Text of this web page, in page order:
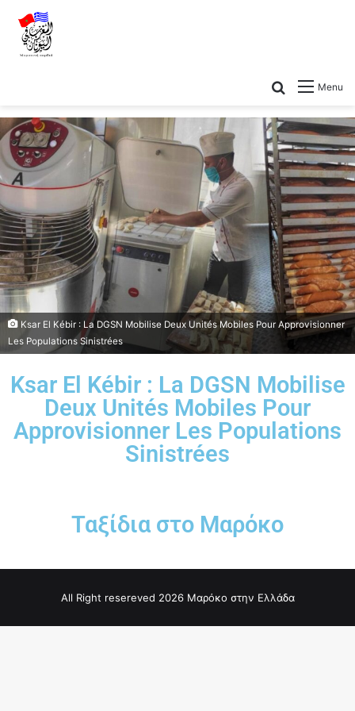
Menu
Ksar El Kébir : La DGSN Mobilise Deux Unités Mobiles Pour Approvisionner
Les Populations Sinistrées
Ksar El Kébir : La DGSN Mobilise
Deux Unités Mobiles Pour
Approvisionner Les Populations
Sinistrées
Ταξίδια στο Μαρόκο
All Right resereved 2026 Μαρόκο στην Ελλάδα